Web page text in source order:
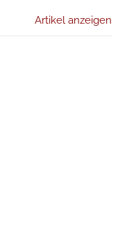
Artikel anzeigen